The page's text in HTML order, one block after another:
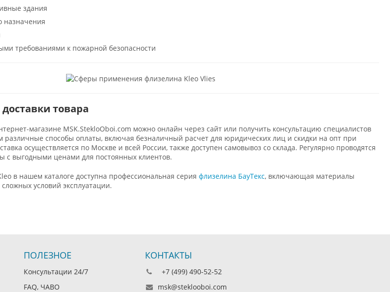
здания
назначения
требованиями к пожарной безопасности
товара
магазине MSK.StekloOboi.com можно онлайн через сайт или получить консультацию специалистов
различные способы оплаты, включая безналичный расчет для юридических лиц и скидки на опт при
осуществляется по Москве и всей России, также доступен самовывоз со склада. Регулярно проводятся
с выгодными ценами для постоянных клиентов.
в нашем каталоге доступна профессиональная серия флизелина БауТекс, включающая материалы
условий эксплуатации.
ПОЛЕЗНОЕ
Консультации 24/7
FAQ, ЧАВО
КОНТАКТЫ
+7 (499) 490-52-52
msk@steklooboi.com